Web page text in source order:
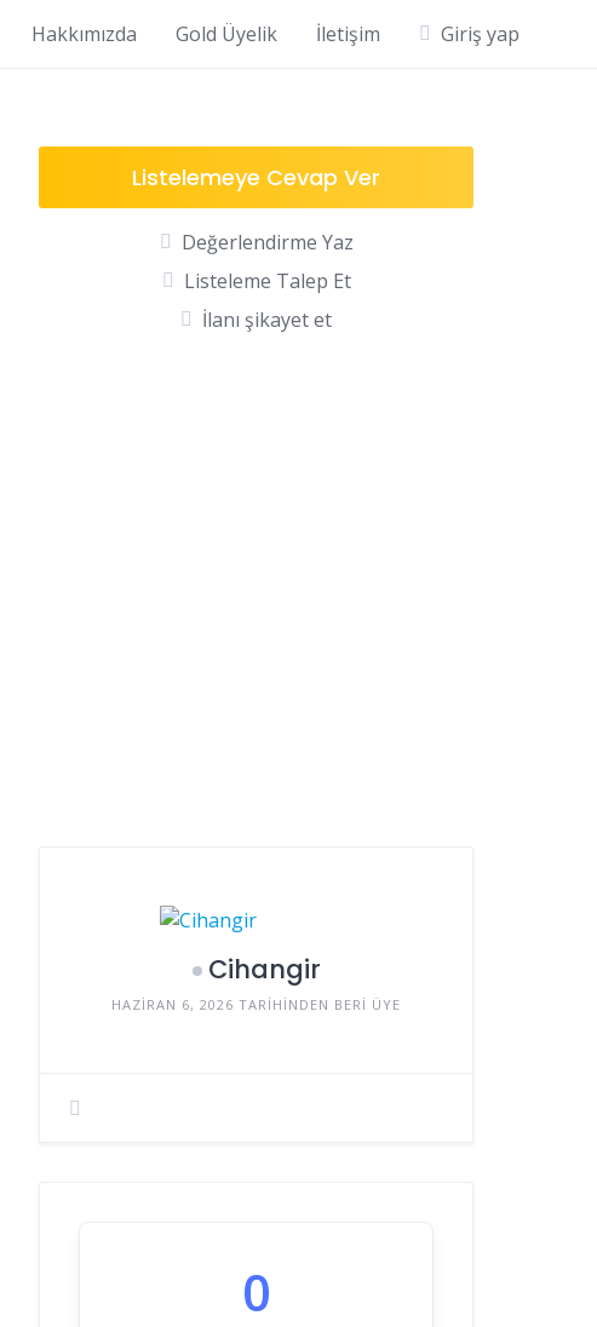
Hakkımızda Gold Üyelik İletişim Giriş yap
Listelemeye Cevap Ver
Değerlendirme Yaz
Listeleme Talep Et
İlanı şikayet et
Cihangir
HAZIRAN 6, 2026 TARIHINDEN BERI ÜYE
0